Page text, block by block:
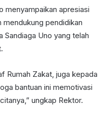
menyampaikan apresiasi
mendukung pendidikan
Sandiaga Uno yang telah
Rumah Zakat, juga kepada
bantuan ini memotivasi
ungkap Rektor.